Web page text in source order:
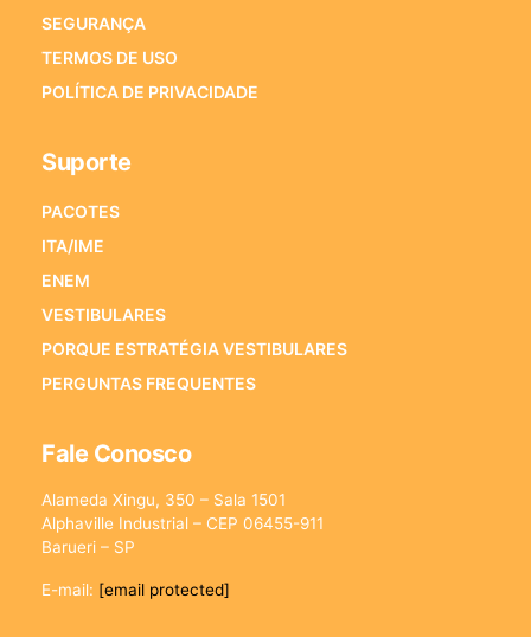
SEGURANÇA
TERMOS DE USO
POLÍTICA DE PRIVACIDADE
Suporte
PACOTES
ITA/IME
ENEM
VESTIBULARES
PORQUE ESTRATÉGIA VESTIBULARES
PERGUNTAS FREQUENTES
Fale Conosco
Alameda Xingu, 350 – Sala 1501
Alphaville Industrial – CEP 06455-911
Barueri – SP
E-mail: [email protected]